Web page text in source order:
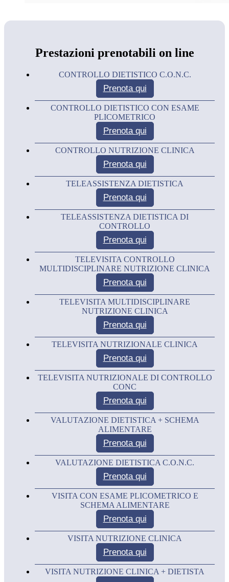
Prestazioni prenotabili on line
CONTROLLO DIETISTICO C.O.N.C.
Prenota qui
CONTROLLO DIETISTICO CON ESAME
PLICOMETRICO
Prenota qui
CONTROLLO NUTRIZIONE CLINICA
Prenota qui
TELEASSISTENZA DIETISTICA
Prenota qui
TELEASSISTENZA DIETISTICA DI
CONTROLLO
Prenota qui
TELEVISITA CONTROLLO
MULTIDISCIPLINARE NUTRIZIONE CLINICA
Prenota qui
TELEVISITA MULTIDISCIPLINARE
NUTRIZIONE CLINICA
Prenota qui
TELEVISITA NUTRIZIONALE CLINICA
Prenota qui
TELEVISITA NUTRIZIONALE DI CONTROLLO
CONC
Prenota qui
VALUTAZIONE DIETISTICA + SCHEMA
ALIMENTARE
Prenota qui
VALUTAZIONE DIETISTICA C.O.N.C.
Prenota qui
VISITA CON ESAME PLICOMETRICO E
SCHEMA ALIMENTARE
Prenota qui
VISITA NUTRIZIONE CLINICA
Prenota qui
VISITA NUTRIZIONE CLINICA + DIETISTA